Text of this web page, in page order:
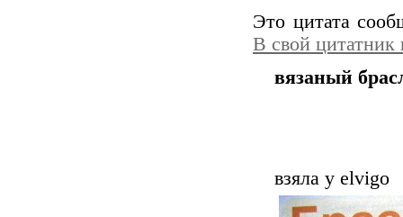
Это цитата
В свой цитатник
вязаный
взяла у elvigo